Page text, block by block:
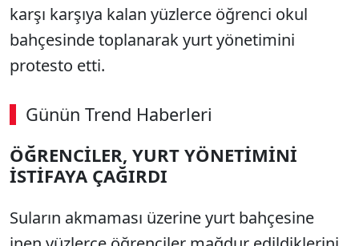
karşı karşıya kalan yüzlerce öğrenci okul
bahçesinde toplanarak yurt yönetimini
protesto etti.
Günün Trend Haberleri
ÖĞRENCİLER, YURT YÖNETİMİNİ
İSTİFAYA ÇAĞIRDI
Suların akmaması üzerine yurt bahçesine